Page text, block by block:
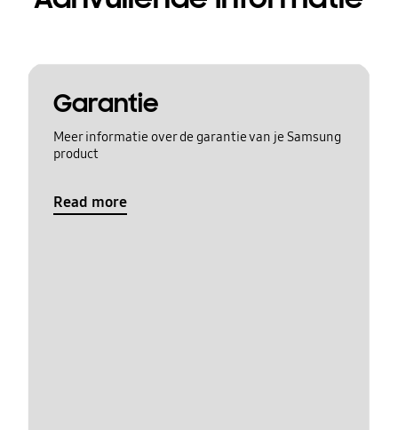
Garantie
Meer informatie over de garantie van je Samsung
product
Read more